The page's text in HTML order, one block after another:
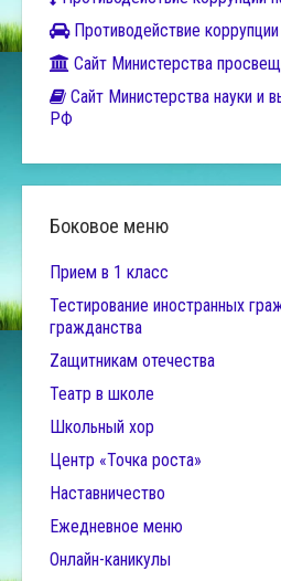
Противодействие коррупции
Сайт Министерства
Сайт Министерства науки и
РФ
Боковое меню
Прием в 1 класс
Тестирование иностранных
гражданства
Zащитникам отечества
Театр в школе
Школьный хор
Центр «Точка роста»
Наставничество
Ежедневное меню
Онлайн-каникулы